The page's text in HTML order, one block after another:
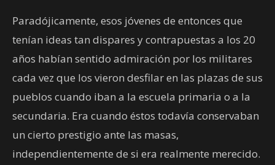
Paradójicamente, esos jóvenes de entonces que
tenían ideas tan dispares y contrapuestas a los 20
años habían sentido admiración por los militares
cada vez que los vieron desfilar en las plazas de sus
pueblos cuando iban a la escuela primaria o a la
secundaria. Era cuando éstos todavía conservaban
un cierto prestigio ante las masas,
independientemente de si era realmente merecido.